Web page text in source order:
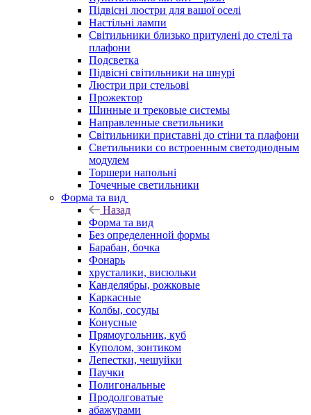
Підвісні люстри для вашої оселі
Настільні лампи
Світильники близько притулені до стелі та
плафони
Подсветка
Підвісні світильники на шнурі
Люстри при стельові
Прожектор
Шинные и трековые системы
Направленные светильники
Світильники приставні до стіни та плафони
Светильники со встроенным светодиодным
модулем
Торшери напольні
Точечные светильники
Форма та вид
Назад
Форма та вид
Без определенной формы
Барабан, бочка
Фонарь
хрусталики, висюльки
Канделябры, рожковые
Каркасные
Колбы, сосуды
Конусные
Прямоугольник, куб
Куполом, зонтиком
Лепестки, чешуйки
Паучки
Полигональные
Продолговатые
абажурами